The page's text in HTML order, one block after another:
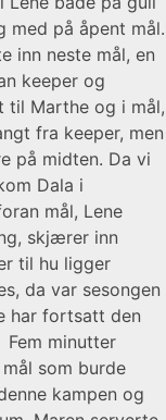
med på åpent mål.
inn neste mål, en
keeper og
til Marthe og i mål,
fra keeper, men
på midten. Da vi
Dala i
mål, Lene
skjærer inn
til hu ligger
da var sesongen
har fortsatt den
minutter
som burde
kampen og